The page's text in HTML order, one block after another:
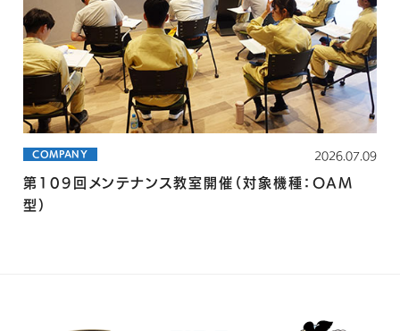
COMPANY 2026.07.09
第109回メンテナンス教室開催（対象機種：OAM
型）